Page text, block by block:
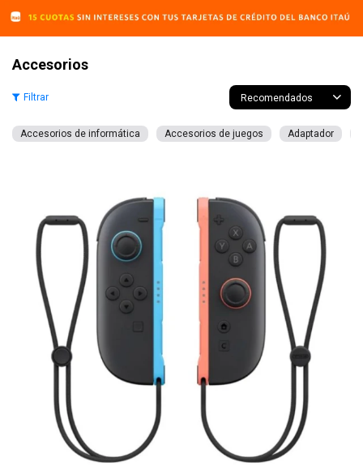
Accesorios
Recomendados
Accesorios de informática Accesorios de juegos Adaptador